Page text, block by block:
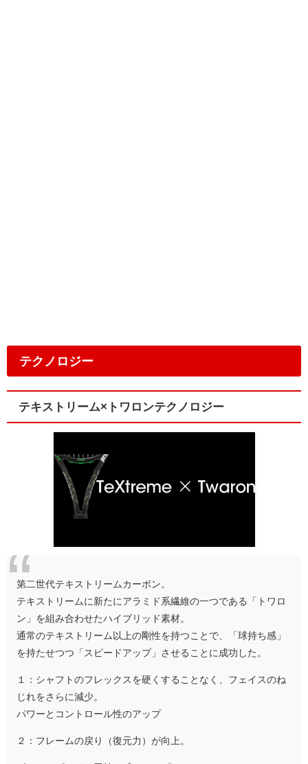
テクノロジー
テキストリーム×トワロンテクノロジー
第二世代テキストリームカーボン。
テキストリームに新たにアラミド系繊維の一つである「トワロ
ン」を組み合わせたハイブリッド素材。
通常のテキストリーム以上の剛性を持つことで、「球持ち感」
を持たせつつ「スピードアップ」させることに成功した。
１：シャフトのフレックスを硬くすることなく、フェイスのね
じれをさらに減少。
パワーとコントロール性のアップ
２：フレームの戻り（復元力）が向上。